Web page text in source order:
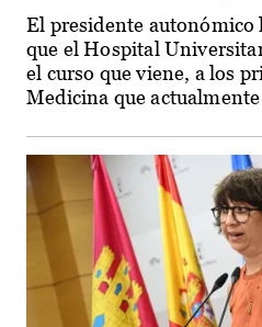
El presidente autonómico
que el Hospital
el curso que viene, a los
Medicina que